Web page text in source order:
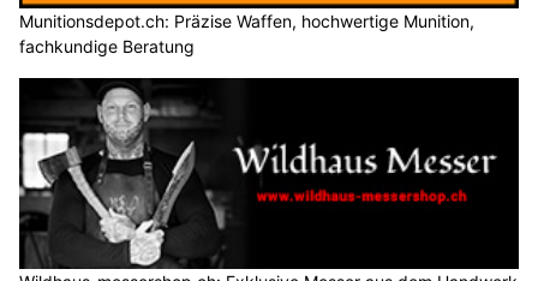
Munitionsdepot.ch: Präzise Waffen, hochwertige Munition,
fachkundige Beratung